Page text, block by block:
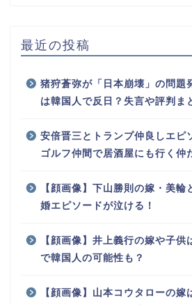
最近の投稿
猪狩蒼弥が「日本崩壊」の問題
は韓国人で反日？失言や評判ま
安倍晋三とトランプ仲良しエピ
ゴルフ仲間で居酒屋にも行く仲
【顔画像】下山勝則の嫁・美
婚エピソードが泣ける！
【顔画像】井上義行の嫁や子
で韓国人の可能性も？
【顔画像】山本コウタローの嫁